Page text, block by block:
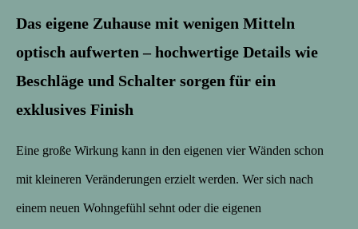
Das eigene Zuhause mit wenigen Mitteln
optisch aufwerten – hochwertige Details wie
Beschläge und Schalter sorgen für ein
exklusives Finish
Eine große Wirkung kann in den eigenen vier Wänden schon
mit kleineren Veränderungen erzielt werden. Wer sich nach
einem neuen Wohngefühl sehnt oder die eigenen